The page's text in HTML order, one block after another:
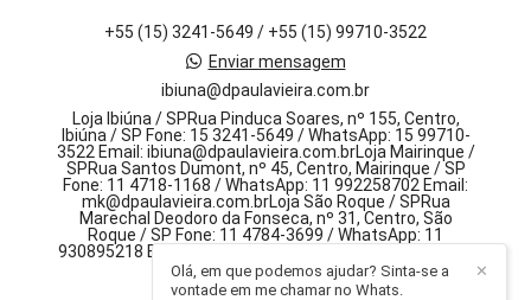
+55 (15) 3241-5649 / +55 (15) 99710-3522
Enviar mensagem
ibiuna@dpaulavieira.com.br
Loja Ibiúna / SPRua Pinduca Soares, nº 155, Centro,
Ibiúna / SP Fone: 15 3241-5649 / WhatsApp: 15 99710-
3522 Email: ibiuna@dpaulavieira.com.brLoja Mairinque /
SPRua Santos Dumont, nº 45, Centro, Mairinque / SP
Fone: 11 4718-1168 / WhatsApp: 11 992258702 Email:
mk@dpaulavieira.com.brLoja São Roque / SPRua
Marechal Deodoro da Fonseca, nº 31, Centro, São
Roque / SP Fone: 11 4784-3699 / WhatsApp: 11
930895218 Email: sr@dpaulavieira.com.br, 155 - centro
Ibiúna / SP
✕
Olá, em que podemos ajudar? Sinta-se a
vontade em me chamar no Whats.